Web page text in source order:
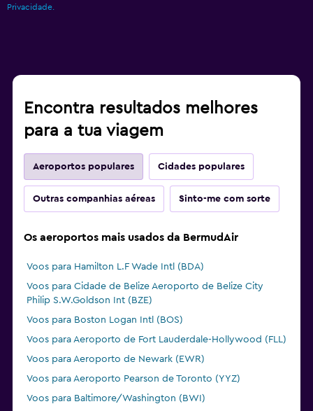
Privacidade.
Encontra resultados melhores
para a tua viagem
Aeroportos populares Cidades populares
Outras companhias aéreas Sinto-me com sorte
Os aeroportos mais usados da BermudAir
Voos para Hamilton L.F Wade Intl (BDA)
Voos para Cidade de Belize Aeroporto de Belize City
Philip S.W.Goldson Int (BZE)
Voos para Boston Logan Intl (BOS)
Voos para Aeroporto de Fort Lauderdale-Hollywood (FLL)
Voos para Aeroporto de Newark (EWR)
Voos para Aeroporto Pearson de Toronto (YYZ)
Voos para Baltimore/Washington (BWI)